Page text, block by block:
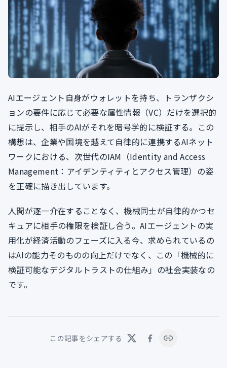
AIエージェント自身がウォレットを持ち、トランザクシ
ョンの要件に応じて必要な属性情報（VC）だけを選択的
に提示し、相手のAIがそれを暗号学的に検証する。この
構想は、企業や国境を越えて自律的に連携するAIネット
ワークにおける、次世代のIAM（Identity and Access
Management：アイデンティティとアクセス管理）の姿
を正確に描き出しています。
人間が逐一介在することなく、機械同士が自律的かつセ
キュアに相手の権限を検証し合う。AIエージェントの実
用化が経済活動のフェーズに入る今、求められているの
はAIの能力そのものの向上だけでなく、この「機械的に
検証可能なデジタルトラストの仕組み」の社会実装なの
です。
この記事をシェアする